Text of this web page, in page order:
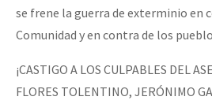
se frene la guerra de exterminio en
Comunidad y en contra de los
¡CASTIGO A LOS CULPABLES DEL
FLORES TOLENTINO, JERÓNIMO